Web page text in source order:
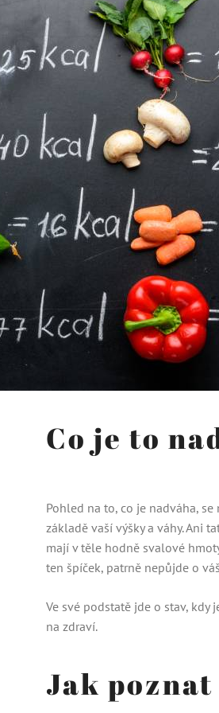
Co je to
Pohled na to, co je nadváha,
základě vaší výšky a váhy. Ani
mají v těle hodně svalové
ten špíček, patrně nepůjde o
Ve své podstatě jde o stav, kdy
na zdraví.
Jak